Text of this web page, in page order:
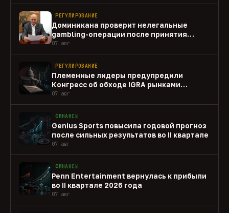
РЕГУЛИРОВАНИЕ
Доминикана проверит нелегальные
gambling-операции после принятия
закона
07 авг
РЕГУЛИРОВАНИЕ
Племенные лидеры предупредили
Конгресс об обходе IGRA рынками
прогнозов
07 авг
ФИНАНСЫ
Genius Sports повысила годовой прогноз
после сильных результатов во II квартале
07 авг
ФИНАНСЫ
Penn Entertainment вернулась к прибыли
во II квартале 2026 года
07 авг